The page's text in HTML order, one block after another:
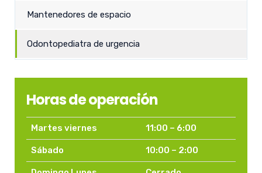
Mantenedores de espacio
Odontopediatra de urgencia
Horas de operación
Martes viernes 11:00 – 6:00
Sábado 10:00 – 2:00